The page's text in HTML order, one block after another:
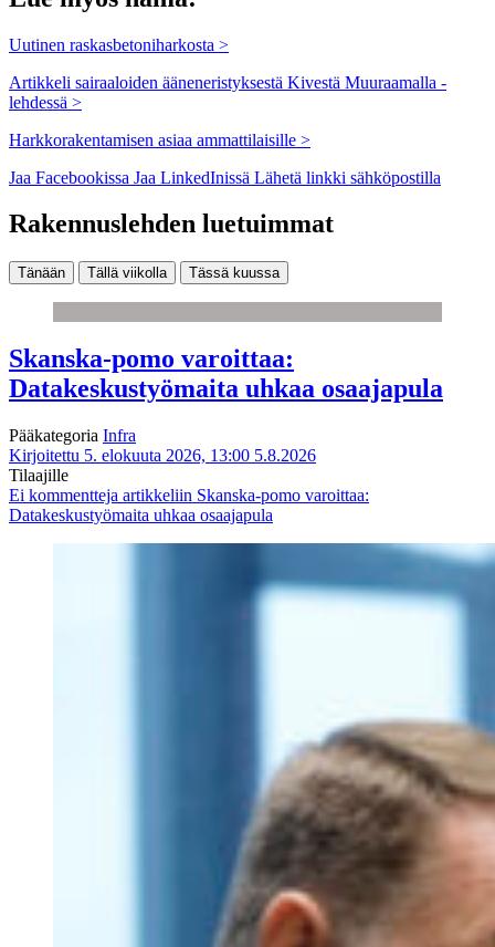
Uutinen raskasbetoniharkosta >
Artikkeli sairaaloiden ääneneristyksestä Kivestä Muuraamalla -
lehdessä >
Harkkorakentamisen asiaa ammattilaisille >
Jaa Facebookissa Jaa LinkedInissä Lähetä linkki sähköpostilla
Rakennuslehden luetuimmat
Tänään Tällä viikolla Tässä kuussa
Skanska-pomo varoittaa:
Datakeskustyömaita uhkaa osaajapula
Pääkategoria Infra
Kirjoitettu 5. elokuuta 2026, 13:00 5.8.2026
Tilaajille
Ei kommentteja artikkeliin Skanska-pomo varoittaa:
Datakeskustyömaita uhkaa osaajapula